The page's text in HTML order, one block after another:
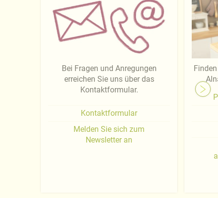
Bei Fragen und Anregungen
erreichen Sie uns über das
Kontaktformular.
Kontaktformular
Melden Sie sich zum
Newsletter an